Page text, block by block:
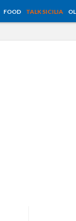
FOOD TALK SICILIA